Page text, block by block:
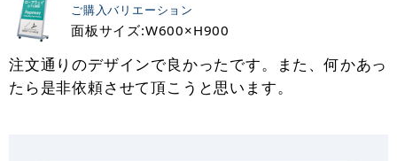
ご購入バリエーション
面板サイズ:W600×H900
注文通りのデザインで良かったです。また、何かあっ
たら是非依頼させて頂こうと思います。